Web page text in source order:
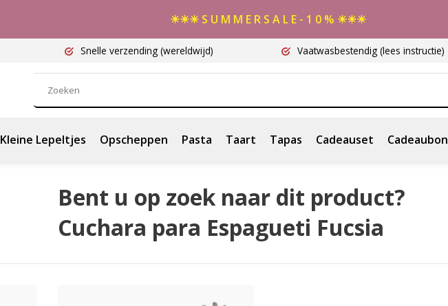
☀☀☀ S U M M E R S A L E - 1 0 % ☀☀☀
Snelle verzending (wereldwijd) Vaatwasbestendig (lees instructie)
Kleine Lepeltjes Opscheppen Pasta Taart Tapas Cadeauset Cadeaubon
Bent u op zoek naar dit product?
Cuchara para Espagueti Fucsia